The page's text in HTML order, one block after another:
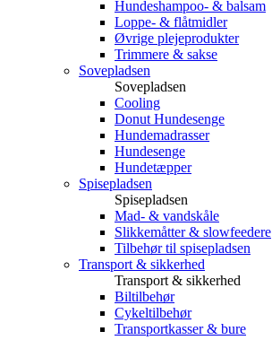
Hundeshampoo- & balsam
Loppe- & flåtmidler
Øvrige plejeprodukter
Trimmere & sakse
Sovepladsen
Sovepladsen
Cooling
Donut Hundesenge
Hundemadrasser
Hundesenge
Hundetæpper
Spisepladsen
Spisepladsen
Mad- & vandskåle
Slikkemåtter & slowfeedere
Tilbehør til spisepladsen
Transport & sikkerhed
Transport & sikkerhed
Biltilbehør
Cykeltilbehør
Transportkasser & bure